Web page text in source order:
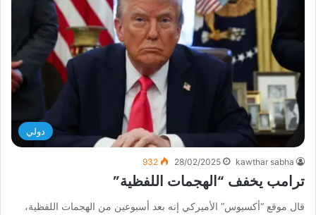
دولي
kawthar sabha
28/02/2025
932
ترامب يخفف “الهجمات اللفظية”
قال موقع “أكسيوس” الأميركي إنه بعد أسبوعين من الهجمات اللفظية،